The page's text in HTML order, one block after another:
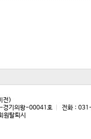
전)
경기의왕-00041호
전화 :
원탈퇴시